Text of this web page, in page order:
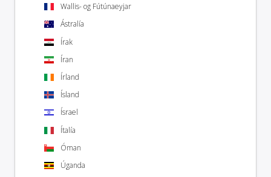
Wallis- og Fútúnaeyjar
Ástralía
Írak
Íran
Írland
Ísland
Ísrael
Ítalía
Óman
Úganda